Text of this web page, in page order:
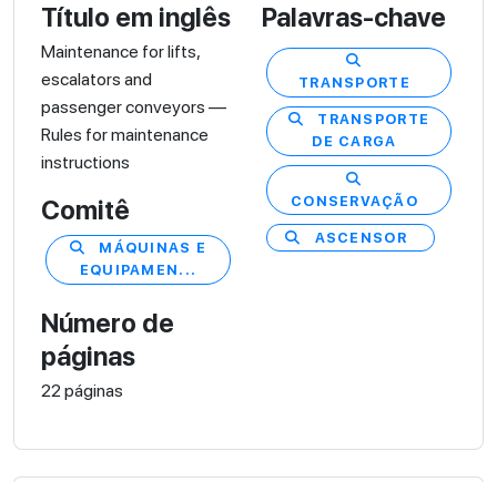
Título em inglês
Maintenance for lifts,
escalators and
passenger conveyors —
Rules for maintenance
instructions
Comitê
MÁQUINAS E
EQUIPAMEN...
Número de
páginas
22 páginas
Palavras-chave
TRANSPORTE
TRANSPORTE
DE CARGA
CONSERVAÇÃO
ASCENSOR